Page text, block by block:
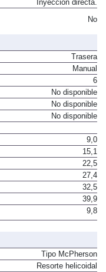
Inyección directa.
No
Trasera
Manual
6
No disponible
No disponible
No disponible
9,0
15,1
22,5
27,4
32,5
39,9
9,8
Tipo McPherson
Resorte helicoidal